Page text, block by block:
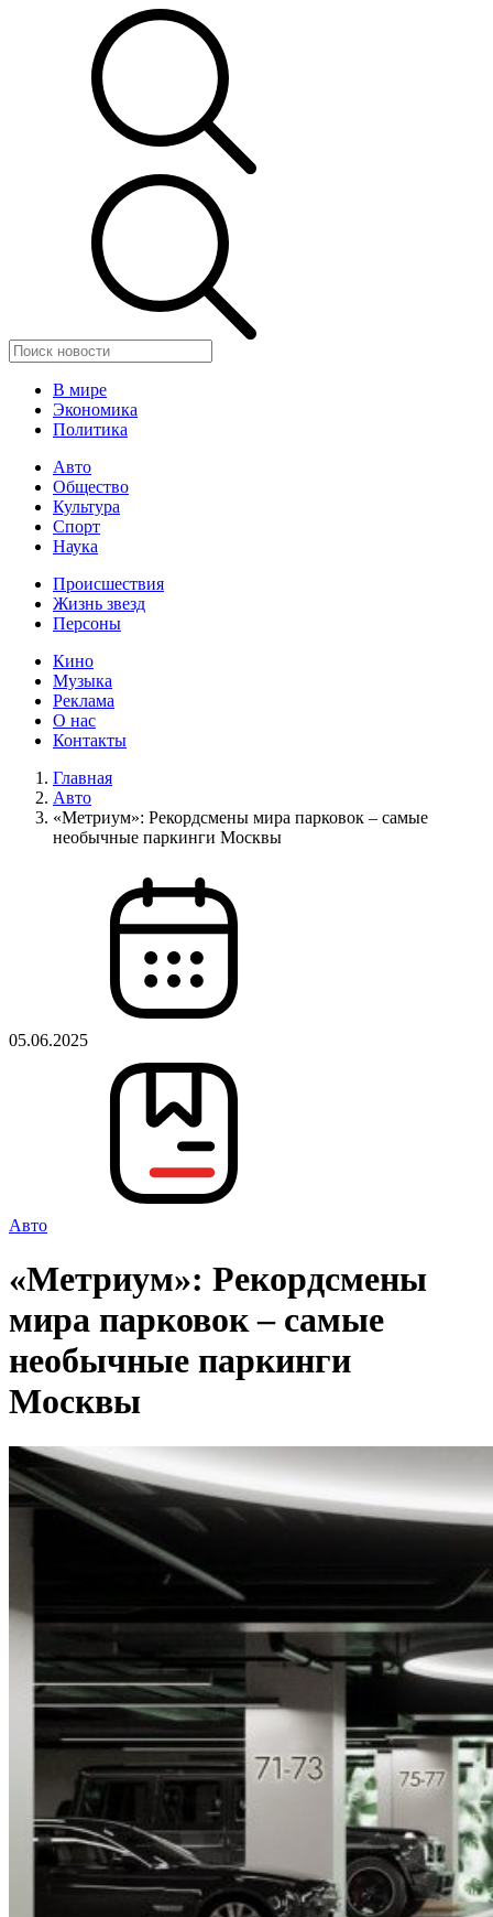
В мире
Экономика
Политика
Авто
Общество
Культура
Спорт
Наука
Происшествия
Жизнь звезд
Персоны
Кино
Музыка
Реклама
О нас
Контакты
Главная
Авто
«Метриум»: Рекордсмены мира парковок – самые
необычные паркинги Москвы
05.06.2025
Авто
«Метриум»: Рекордсмены
мира парковок – самые
необычные паркинги
Москвы